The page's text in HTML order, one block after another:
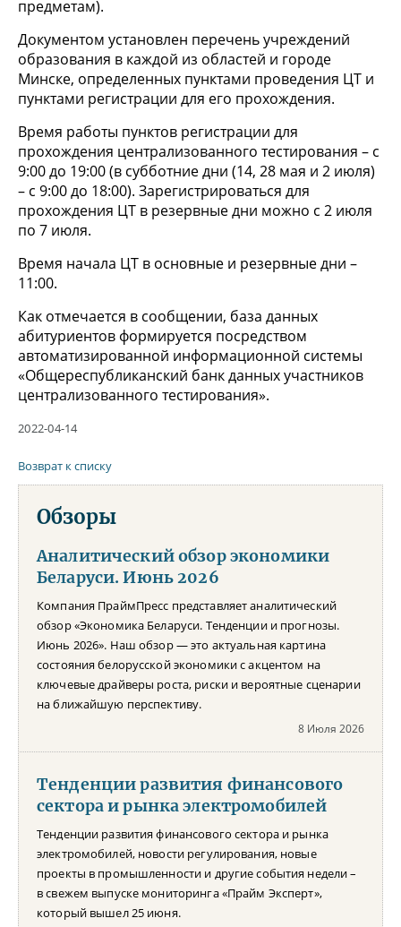
предметам).
Документом установлен перечень учреждений
образования в каждой из областей и городе
Минске, определенных пунктами проведения ЦТ и
пунктами регистрации для его прохождения.
Время работы пунктов регистрации для
прохождения централизованного тестирования – с
9:00 до 19:00 (в субботние дни (14, 28 мая и 2 июля)
– с 9:00 до 18:00). Зарегистрироваться для
прохождения ЦТ в резервные дни можно с 2 июля
по 7 июля.
Время начала ЦТ в основные и резервные дни –
11:00.
Как отмечается в сообщении, база данных
абитуриентов формируется посредством
автоматизированной информационной системы
«Общереспубликанский банк данных участников
централизованного тестирования».
2022-04-14
Возврат к списку
Обзоры
Аналитический обзор экономики
Беларуси. Июнь 2026
Компания ПраймПресс представляет аналитический
обзор «Экономика Беларуси. Тенденции и прогнозы.
Июнь 2026». Наш обзор — это актуальная картина
состояния белорусской экономики с акцентом на
ключевые драйверы роста, риски и вероятные сценарии
на ближайшую перспективу.
8 Июля 2026
Тенденции развития финансового
сектора и рынка электромобилей
Тенденции развития финансового сектора и рынка
электромобилей, новости регулирования, новые
проекты в промышленности и другие события недели –
в свежем выпуске мониторинга «Прайм Эксперт»,
который вышел 25 июня.